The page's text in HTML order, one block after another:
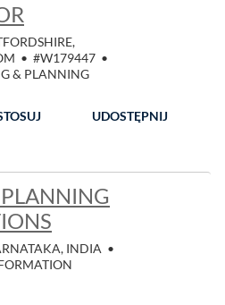
• #W179447 •
& PLANNING
UDOSTĘPNIJ
INDIA •